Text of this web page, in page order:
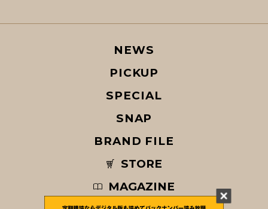
NEWS
PICKUP
SPECIAL
SNAP
BRAND FILE
STORE
MAGAZINE